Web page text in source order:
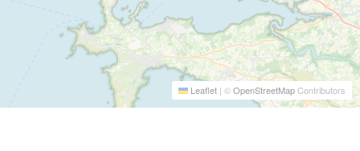
Leaflet | ©OpenStreetMapContributors